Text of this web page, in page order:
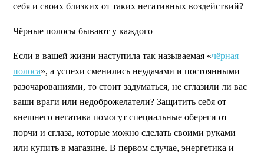
себя и своих близких от таких негативных воздействий?
Чёрные полосы бывают у каждого
Если в вашей жизни наступила так называемая «чёрная
полоса», а успехи сменились неудачами и постоянными
разочарованиями, то стоит задуматься, не сглазили ли вас
ваши враги или недоброжелатели? Защитить себя от
внешнего негатива помогут специальные обереги от
порчи и сглаза, которые можно сделать своими руками
или купить в магазине. В первом случае, энергетика и